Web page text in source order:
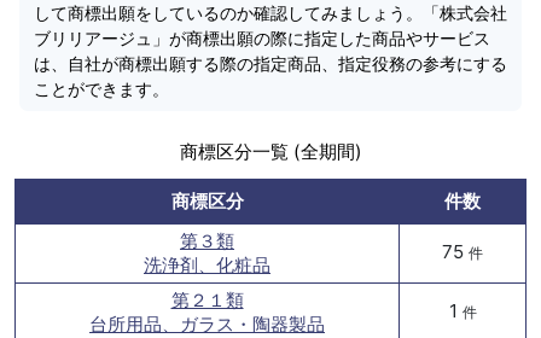
して商標出願をしているのか確認してみましょう。「株式会社
ブリリアージュ」が商標出願の際に指定した商品やサービス
は、自社が商標出願する際の指定商品、指定役務の参考にする
ことができます。
商標区分一覧 (全期間)
商標区分
件数
第３類
洗浄剤、化粧品
75 件
第２１類
台所用品、ガラス・陶器製品
1 件